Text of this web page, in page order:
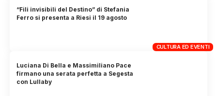
CULTURA ED EVENTI
“Fili invisibili del Destino” di Stefania
Ferro si presenta a Riesi il 19 agosto
Luciana Di Bella e Massimiliano Pace
firmano una serata perfetta a Segesta
con Lullaby